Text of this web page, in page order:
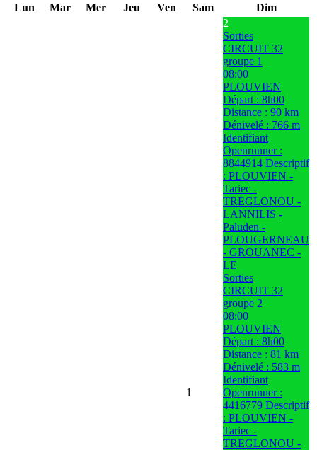
Lun
Mar Mer Jeu Ven Sam Dim
1
2
Sorties
CIRCUIT 32
groupe 1
08:00
PLOUVIEN
Départ : 8h00
Distance : 90 km
Dénivelé : 766 m
Identifiant
Openrunner :
8844914 Descriptif
: PLOUVIEN -
Tariec -
TREGLONOU -
LANNILIS -
Paluden -
PLOUGERNEAU
- GROUANEC -
LE
Sorties
CIRCUIT 32
groupe 2
08:00
PLOUVIEN
Départ : 8h00
Distance : 81 km
Dénivelé : 583 m
Identifiant
Openrunner :
4416779 Descriptif
: PLOUVIEN -
Tariec -
TREGLONOU -